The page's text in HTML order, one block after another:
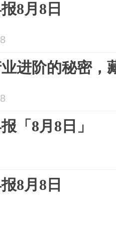
8月8日
进阶的秘密，
「8月8日」
8月8日